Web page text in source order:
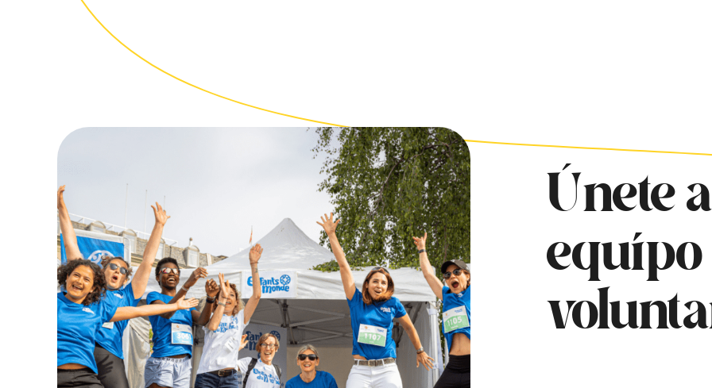
Únete
equipo